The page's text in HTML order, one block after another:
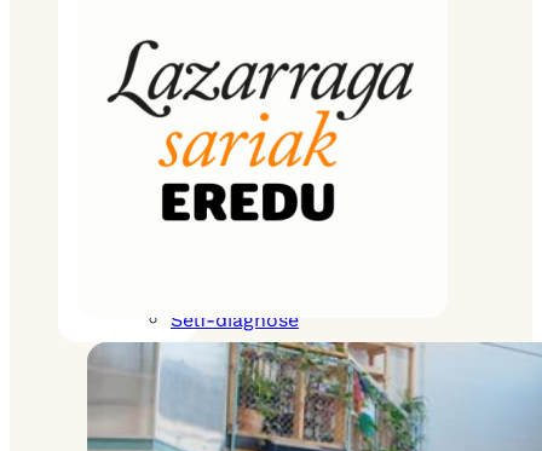
awarded the
certificate
Database and
map
Reasons to
get the
Self-diagnose
Resources
Projects
Komunitatea
Database and